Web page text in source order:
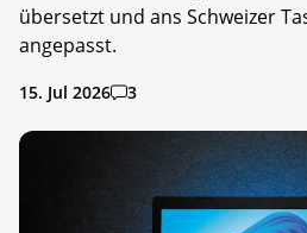
übersetzt und ans Schweizer
angepasst.
15. Jul 2026 3